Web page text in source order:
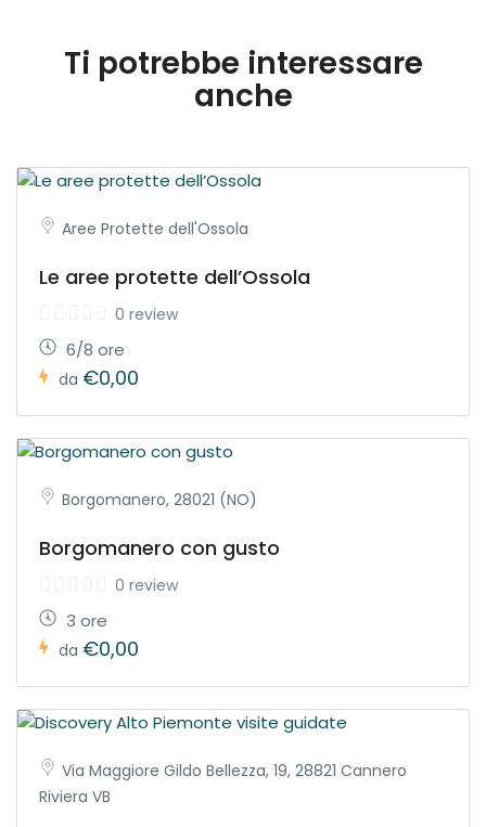
Ti potrebbe interessare
anche
Aree Protette dell'Ossola
Le aree protette dell’Ossola
0 review
6/8 ore
da €0,00
Borgomanero, 28021 (NO)
Borgomanero con gusto
0 review
3 ore
da €0,00
Via Maggiore Gildo Bellezza, 19, 28821 Cannero
Riviera VB